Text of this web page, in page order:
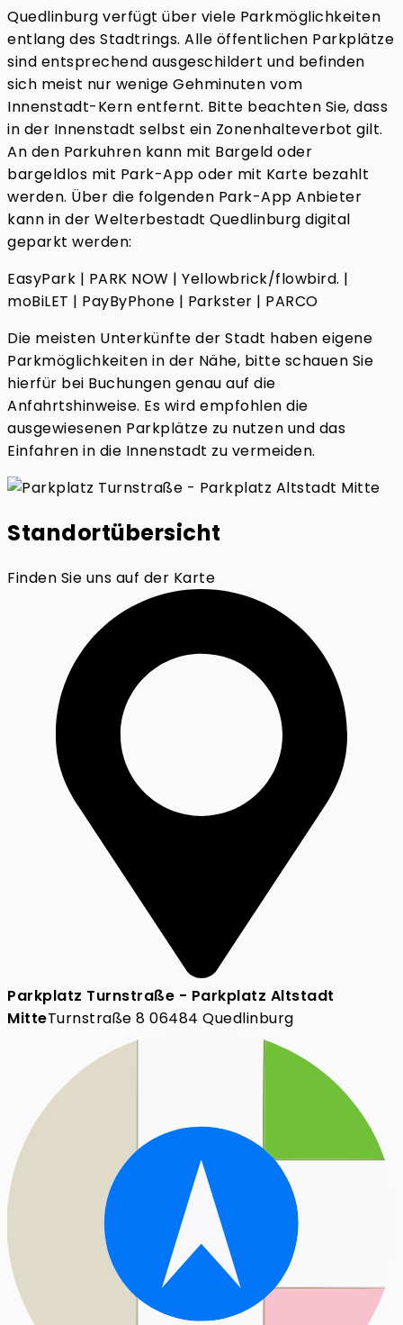
Quedlinburg verfügt über viele Parkmöglichkeiten
entlang des Stadtrings. Alle öffentlichen Parkplätze
sind entsprechend ausgeschildert und befinden
sich meist nur wenige Gehminuten vom
Innenstadt-Kern entfernt. Bitte beachten Sie, dass
in der Innenstadt selbst ein Zonenhalteverbot gilt.
An den Parkuhren kann mit Bargeld oder
bargeldlos mit Park-App oder mit Karte bezahlt
werden. Über die folgenden Park-App Anbieter
kann in der Welterbestadt Quedlinburg digital
geparkt werden:
EasyPark | PARK NOW | Yellowbrick/flowbird. |
moBiLET | PayByPhone | Parkster | PARCO
Die meisten Unterkünfte der Stadt haben eigene
Parkmöglichkeiten in der Nähe, bitte schauen Sie
hierfür bei Buchungen genau auf die
Anfahrtshinweise. Es wird empfohlen die
ausgewiesenen Parkplätze zu nutzen und das
Einfahren in die Innenstadt zu vermeiden.
Standortübersicht
Finden Sie uns auf der Karte
Parkplatz Turnstraße - Parkplatz Altstadt
MitteTurnstraße 8 06484 Quedlinburg